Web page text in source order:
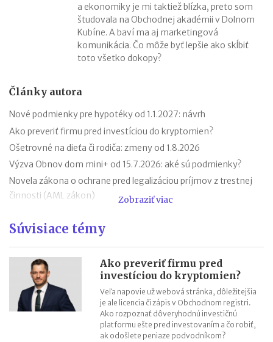
a ekonomiky je mi taktiež blízka, preto som
študovala na Obchodnej akadémii v Dolnom
Kubíne. A baví ma aj marketingová
komunikácia. Čo môže byť lepšie ako skĺbiť
toto všetko dokopy?
Články autora
Nové podmienky pre hypotéky od 1.1.2027: návrh
Ako preveriť firmu pred investíciou do kryptomien?
Ošetrovné na dieťa či rodiča: zmeny od 1.8.2026
Výzva Obnov dom mini+ od 15.7.2026: aké sú podmienky?
Novela zákona o ochrane pred legalizáciou príjmov z trestnej
činnosti (AML zákon)
Sviatok sv. Cyrila a Metoda 2026 už bez zatvorených obchodov
Nabíjanie elektromobilu v zahraničí: roaming, aplikácie,
plánovanie cesty
ChatGPT, Gemini a ďalšie AI nástroje: daňové povinnosti pri
predplatnom
Zvýšenie pokút za priestupky od 15.7.2026
Zobraziť viac
Súvisiace témy
Ako preveriť firmu pred
investíciou do kryptomien?
Veľa napovie už webová stránka, dôležitejšia
je ale licencia či zápis v Obchodnom registri.
Ako rozpoznať dôveryhodnú investičnú
platformu ešte pred investovaním a čo robiť,
ak odošlete peniaze podvodníkom?